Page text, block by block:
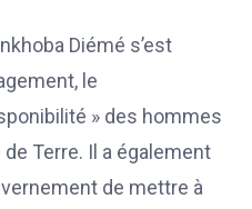
Diémé s’est
le
» des hommes
Terre. Il a également
de mettre à